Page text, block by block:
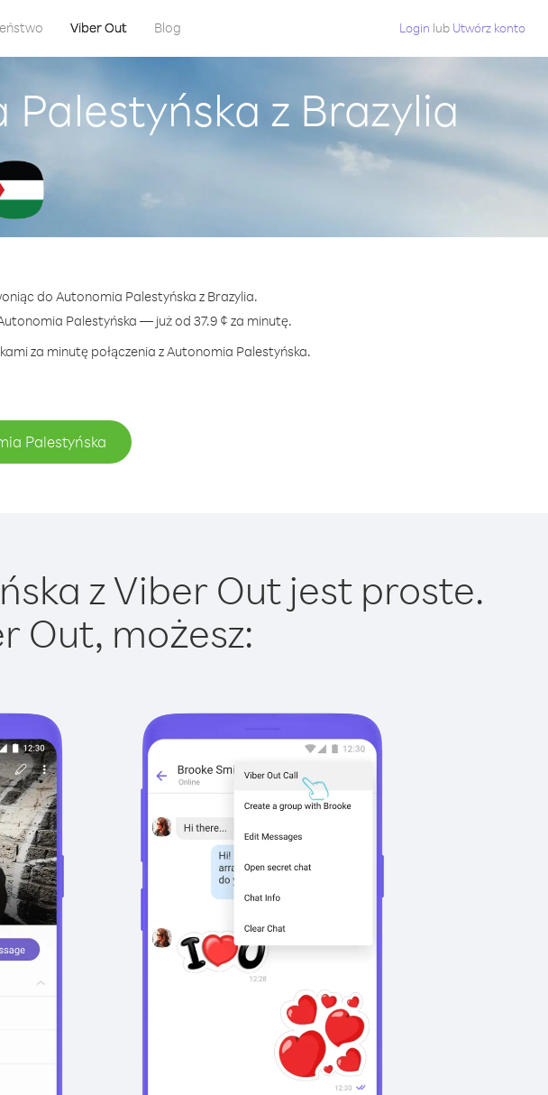
Viber Out Blog Login lub Utwórz konto
z Brazylia
do Autonomia Palestyńska z Brazylia.
Palestyńska — już od 37.9 ¢ za minutę.
za minutę połączenia z Autonomia Palestyńska.
Palestyńska
z Viber Out jest proste.
Out, możesz: